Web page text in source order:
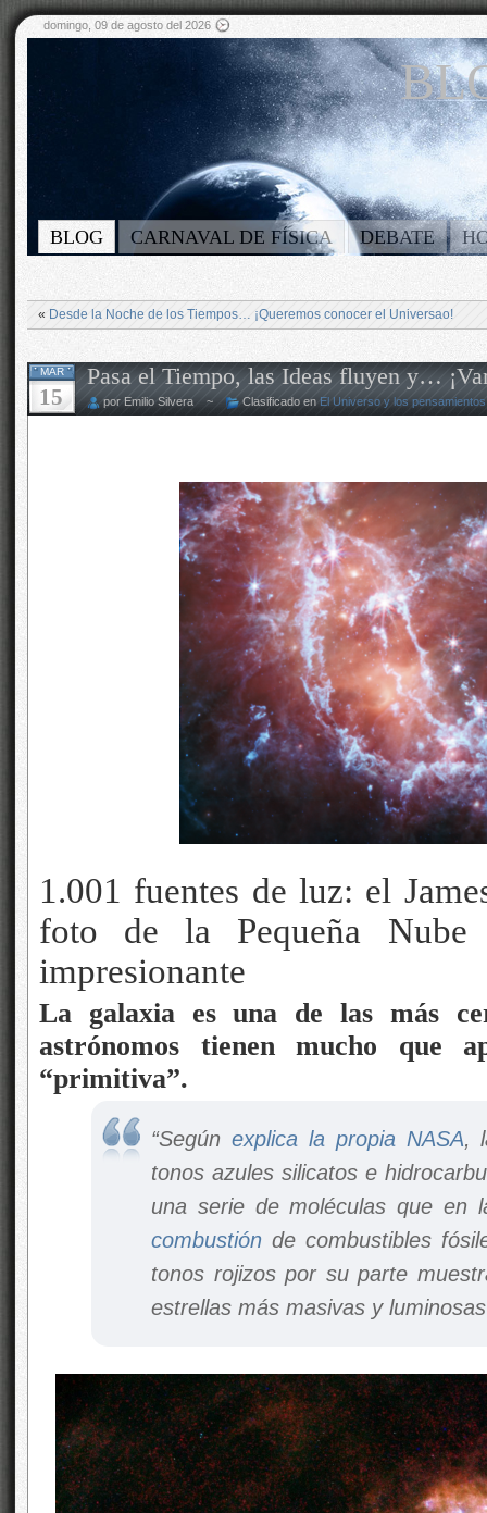
domingo, 09 de agosto del 2026
BLOG CARNAVAL DE FÍSICA DEBATE
« Desde la Noche de los Tiempos… ¡Queremos conocer el Universao!
MAR
15
Pasa el Tiempo, las Ideas fluyen y…
por Emilio Silvera ~ Clasificado en El Universo y los pensamientos
1.001 fuentes de luz: el
foto de la Pequeña
impresionante
La galaxia es una de las más
astrónomos tienen mucho que
“primitiva”.
“Según explica la propia NASA,
tonos azules silicatos e
una serie de moléculas que en
combustión de combustibles
tonos rojizos por su parte
estrellas más masivas y